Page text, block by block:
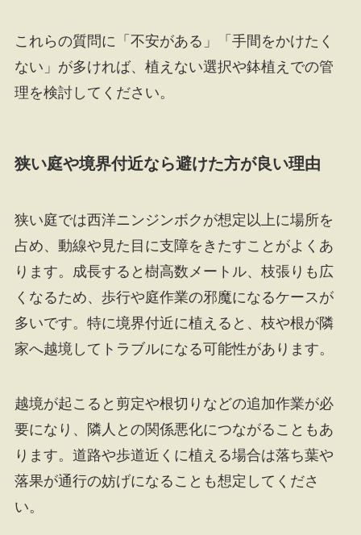
これらの質問に「不安がある」「手間をかけたく
ない」が多ければ、植えない選択や鉢植えでの管
理を検討してください。
狭い庭や境界付近なら避けた方が良い理由
狭い庭では西洋ニンジンボクが想定以上に場所を
占め、動線や見た目に支障をきたすことがよくあ
ります。成長すると樹高数メートル、枝張りも広
くなるため、歩行や庭作業の邪魔になるケースが
多いです。特に境界付近に植えると、枝や根が隣
家へ越境してトラブルになる可能性があります。
越境が起こると剪定や根切りなどの追加作業が必
要になり、隣人との関係悪化につながることもあ
ります。道路や歩道近くに植える場合は落ち葉や
落果が通行の妨げになることも想定してくださ
い。